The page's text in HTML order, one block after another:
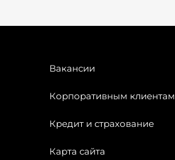
Вакансии
Корпоративным клиентам
Кредит и страхование
Карта сайта